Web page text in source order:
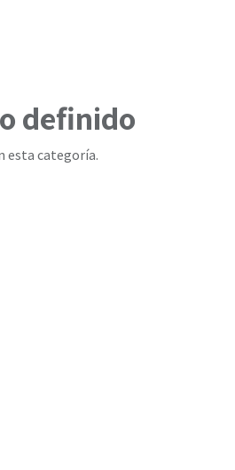
definido
esta categoría.